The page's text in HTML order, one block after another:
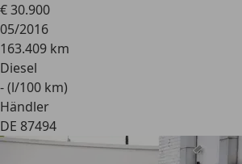
€ 30.900
05/2016
163.409 km
Diesel
- (l/100 km)
Händler
DE 87494